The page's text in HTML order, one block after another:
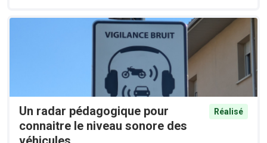
Un radar pédagogique pour
connaitre le niveau sonore des
Réalisé